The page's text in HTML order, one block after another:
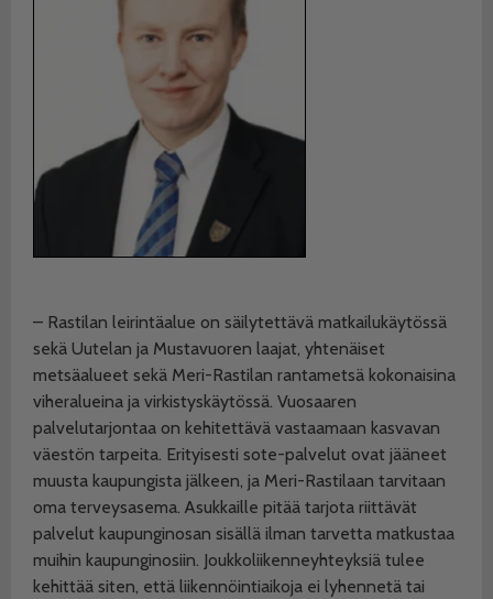
– Rastilan leirintäalue on säilytettävä matkailukäytössä
sekä Uutelan ja Mustavuoren laajat, yhtenäiset
metsäalueet sekä Meri-Rastilan rantametsä kokonaisina
viheralueina ja virkistyskäytössä. Vuosaaren
palvelutarjontaa on kehitettävä vastaamaan kasvavan
väestön tarpeita. Erityisesti sote-palvelut ovat jääneet
muusta kaupungista jälkeen, ja Meri-Rastilaan tarvitaan
oma terveysasema. Asukkaille pitää tarjota riittävät
palvelut kaupunginosan sisällä ilman tarvetta matkustaa
muihin kaupunginosiin. Joukkoliikenneyhteyksiä tulee
kehittää siten, että liikennöintiaikoja ei lyhennetä tai